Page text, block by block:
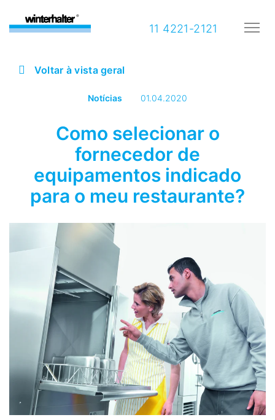
11 4221-2121
Voltar à vista geral
Notícias 01.04.2020
Como selecionar o
fornecedor de
equipamentos indicado
para o meu restaurante?